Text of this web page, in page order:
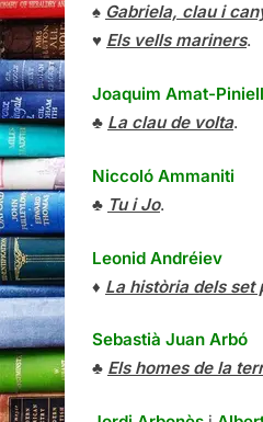
♠ Gabriela, clau i
♥ Els vells mariners.
Joaquim Amat-
♣ La clau de volta.
Niccoló Ammaniti
♣ Tu i Jo.
Leonid Andréiev
♦ La història dels set
Sebastià Juan Arbó
♣ Els homes de la